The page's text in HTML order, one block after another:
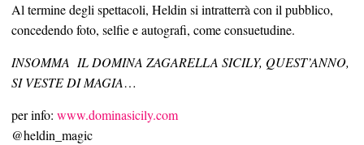
Al termine degli spettacoli, Heldin si intratterrà con il pubblico,
concedendo foto, selfie e autografi, come consuetudine.
INSOMMA IL DOMINA ZAGARELLA SICILY, QUEST’ANNO,
SI VESTE DI MAGIA…
per info: www.dominasicily.com
@heldin_magic